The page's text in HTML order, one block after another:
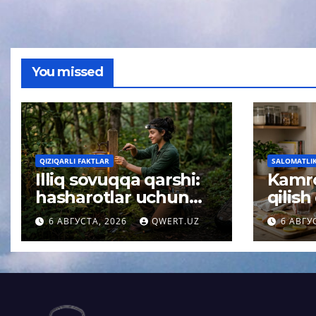
You missed
QIZIQARLI FAKTLAR
Illiq sovuqqa qarshi:
hasharotlar uchun
xavfsiz yoritish
haqidagi tushuncha
afsonasi yoʻq qilindi
6 АВГУСТА, 2026 QWERT.UZ
qilish
6